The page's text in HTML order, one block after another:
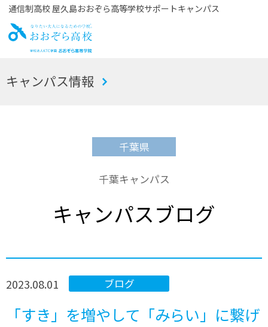
通信制高校 屋久島おおぞら高等学校サポートキャンパス
お
キャンパス情報
千葉県
千葉キャンパス
キャンパスブログ
ブログ
2023.08.01
「すき」を増やして「みらい」に繋げ